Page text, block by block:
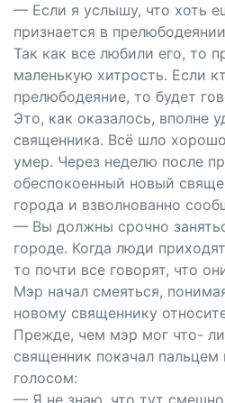
— Если я услышу, что хоть
признается в
Так как все любили его, то
маленькую хитрость. Если
прелюбодеяние, то будет
Это, как оказалось, вполне
священника. Всё шло
умер. Через неделю после
обеспокоенный новый
города и взволнованно
— Вы должны срочно
городе. Когда люди
то почти все говорят, что
Мэр начал смеяться,
новому священнику
Прежде, чем мэр мог что-
священник покачал пальцем
голосом:
— Я не знаю, что тут